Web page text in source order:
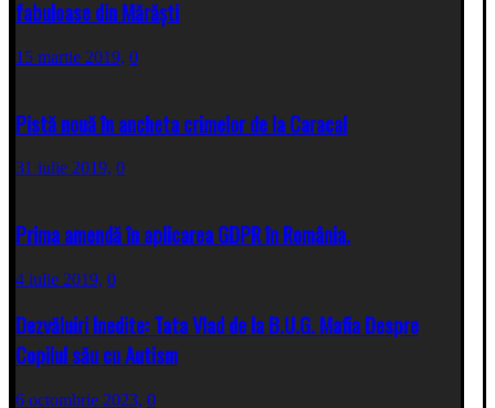
fabuloase din Mărăști
15 martie 2019, 0
Pistă nouă în ancheta crimelor de la Caracal
31 iulie 2019, 0
Prima amendă în aplicarea GDPR în România.
4 iulie 2019, 0
Dezvăluiri Inedite: Tata Vlad de la B.U.G. Mafia Despre
Copilul său cu Autism
6 octombrie 2023, 0